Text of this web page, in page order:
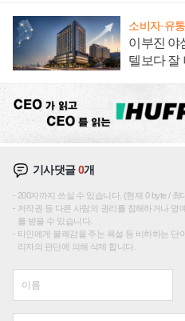
소비자·유통
이부진 야
텔보다 잘
기사댓글0개
200자까지 쓰실 수 있습니다. (현재 0 byte / 최
저작권 등 다른 사람의 권리를 침해하거나 명
를 받을 수 있습니다.
타인에게 불쾌감을 주는 욕설 등 비하하는 단
리자의 판단에 의해 삭제 합니다.